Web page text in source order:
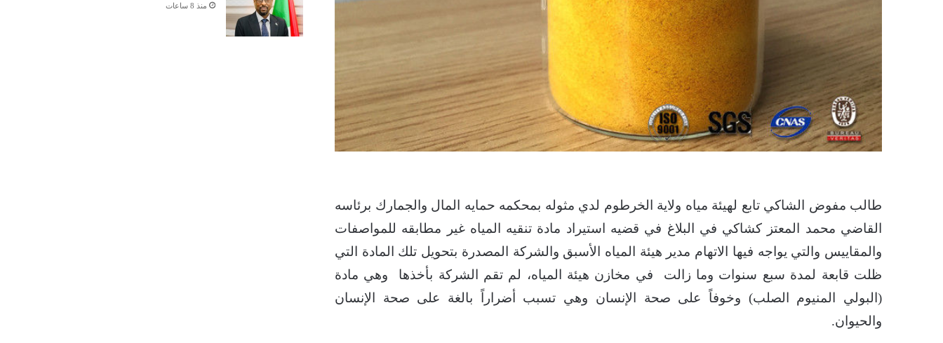
طالب مفوض الشاكي تابع لهيئة مياه ولاية الخرطوم لدي مثوله بمحكمه حمايه المال والجمارك برئاسه
القاضي محمد المعتز كشاكي في البلاغ في قضيه استيراد مادة تنقيه المياه غير مطابقه للمواصفات
والمقاييس والتي يواجه فيها الاتهام مدير هيئة المياه الأسبق والشركة المصدرة بتحويل تلك المادة التي
ظلت قابعة لمدة سبع سنوات وما زالت في مخازن هيئة المياه، لم تقم الشركة بأخذها وهي مادة
(البولي المنيوم الصلب) وخوفاً على صحة الإنسان وهي تسبب أضراراً بالغة على صحة الإنسان
والحيوان.
منذ 8 ساعات